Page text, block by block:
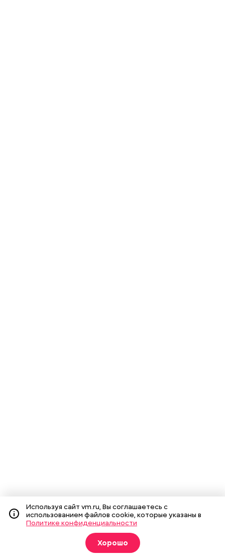
Используя сайт vm.ru, Вы соглашаетесь с
использованием файлов cookie, которые указаны в
Политике конфиденциальности
Хорошо